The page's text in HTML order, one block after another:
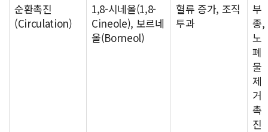
순환촉진
(Circulation)
1,8-시네올(1,8-
Cineole), 보르네
올(Borneol)
혈류 증가, 조직
투과
부
종,
노
폐
물
제
거
촉
진